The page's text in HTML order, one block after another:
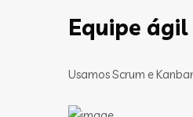
Equipe ágil
Usamos Scrum e